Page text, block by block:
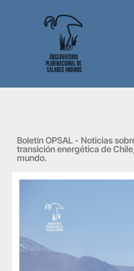
Boletín OPSAL - Noticias
transición energética de
mundo.